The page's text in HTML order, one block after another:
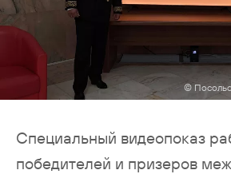
©
Специальный видеопоказ
победителей и призеров